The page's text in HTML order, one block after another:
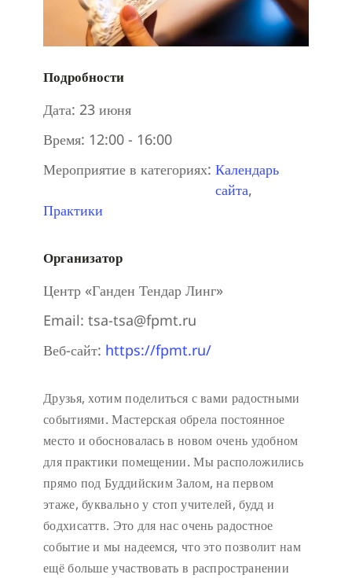
Подробности
Дата: 23 июня
Время: 12:00 - 16:00
Мероприятие в категориях: Календарь
сайта,
Практики
Организатор
Центр «Ганден Тендар Линг»
Email: tsa-tsa@fpmt.ru
Веб-сайт: https://fpmt.ru/
Друзья, хотим поделиться с вами радостными
событиями. Мастерская обрела постоянное
место и обосновалась в новом очень удобном
для практики помещении. Мы расположились
прямо под Буддийским Залом, на первом
этаже, буквально у стоп учителей, будд и
бодхисаттв. Это для нас очень радостное
событие и мы надеемся, что это позволит нам
ещё больше участвовать в распространении